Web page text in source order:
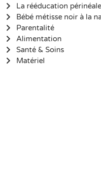
La rééducation périnéale
Bébé métisse noir à la
Parentalité
Alimentation
Santé & Soins
Matériel